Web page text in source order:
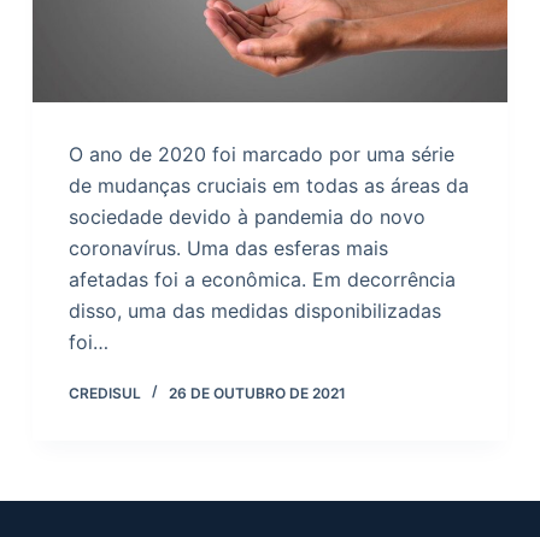
O ano de 2020 foi marcado por uma série
de mudanças cruciais em todas as áreas da
sociedade devido à pandemia do novo
coronavírus. Uma das esferas mais
afetadas foi a econômica. Em decorrência
disso, uma das medidas disponibilizadas
foi…
CREDISUL 26 DE OUTUBRO DE 2021